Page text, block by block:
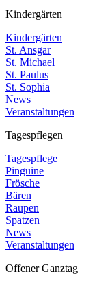
Kindergärten
Kindergärten
St. Ansgar
St. Michael
St. Paulus
St. Sophia
News
Veranstaltungen
Tagespflegen
Tagespflege
Pinguine
Frösche
Bären
Raupen
Spatzen
News
Veranstaltungen
Offener Ganztag